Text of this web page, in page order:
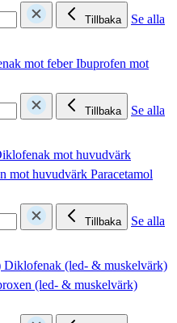
Tillbaka
Se alla
mot feberIbuprofen mot
Tillbaka
Se alla
mot huvudvärk
mot huvudvärk Paracetamol
Tillbaka
Se alla
Diklofenak (led- & muskelvärk)
(led- & muskelvärk)